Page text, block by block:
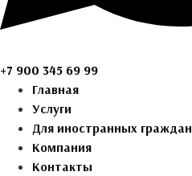
+7 900 345 69 99
Главная
Услуги
Для иностранных граждан
Компания
Контакты